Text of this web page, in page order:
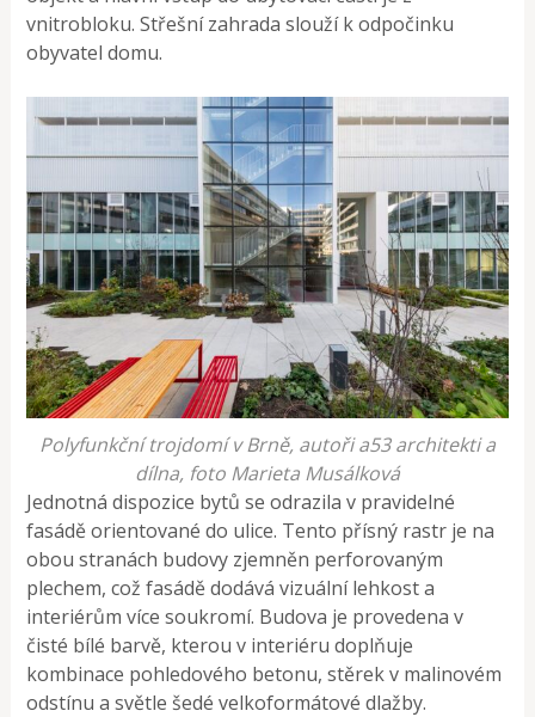
vnitrobloku. Střešní zahrada slouží k odpočinku
obyvatel domu.
Polyfunkční trojdomí v Brně, autoři a53 architekti a
dílna, foto Marieta Musálková
Jednotná dispozice bytů se odrazila v pravidelné
fasádě orientované do ulice. Tento přísný rastr je na
obou stranách budovy zjemněn perforovaným
plechem, což fasádě dodává vizuální lehkost a
interiérům více soukromí. Budova je provedena v
čisté bílé barvě, kterou v interiéru doplňuje
kombinace pohledového betonu, stěrek v malinovém
odstínu a světle šedé velkoformátové dlažby.